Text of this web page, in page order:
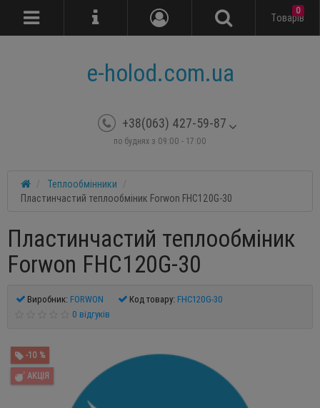
e-holod.com.ua
+38(063) 427-59-87
по буднях з 09:00 - 17:00
Tоварів
0
Теплообмінники
Пластинчастий теплообміник Forwon FHC120G-30
Пластинчастий теплообміник
Forwon FHC120G-30
Виробник: FORWON Код товару: FHC120G-30
0 відгуків
-10 %
АКЦІЯ